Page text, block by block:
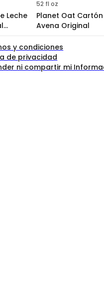
Leche
52 fl oz
Planet Oat
Avena Original
y condiciones
de privacidad
ni compartir mi